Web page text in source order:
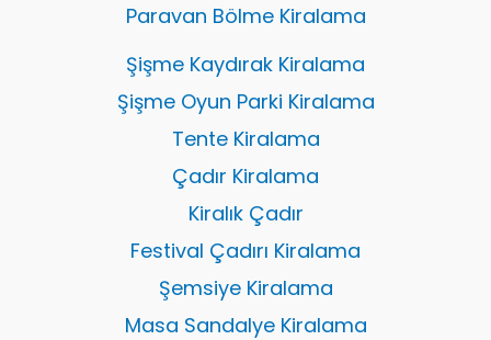
Paravan Bölme Kiralama
Şişme Kaydırak Kiralama
Şişme Oyun Parki Kiralama
Tente Kiralama
Çadır Kiralama
Kiralık Çadır
Festival Çadırı Kiralama
Şemsiye Kiralama
Masa Sandalye Kiralama